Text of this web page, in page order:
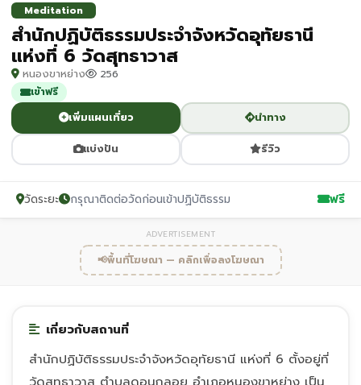
Meditation
สำนักปฏิบัติธรรมประจำจังหวัดอุทัยธานี
แห่งที่ 6 วัดสุทธาวาส
หนองขาหย่าง 256
เข้าฟรี
เพิ่มแผนเที่ยว นำทาง
แบ่งปัน รีวิว
วัดระยะ กรุณาติดต่อวัดก่อนเข้าปฏิบัติธรรม ฟรี
ADVERTISEMENT
📢พื้นที่โฆษณา — คลิกเพื่อลงโฆษณา
เกี่ยวกับสถานที่
สำนักปฏิบัติธรรมประจำจังหวัดอุทัยธานี แห่งที่ 6 ตั้งอยู่ที่